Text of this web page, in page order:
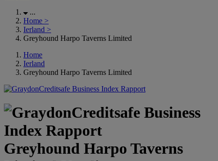
...
Home >
Ierland >
Greyhound Harpo Taverns Limited
Home
Ierland
Greyhound Harpo Taverns Limited
Greyhound Harpo Taverns